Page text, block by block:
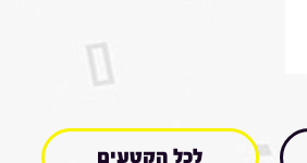
לכל הקטעים